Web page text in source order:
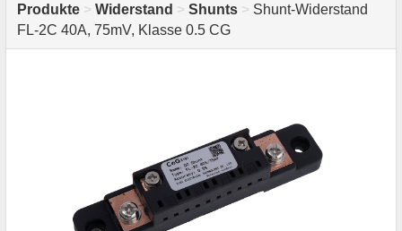
Produkte > Widerstand > Shunts > Shunt-Widerstand
FL-2C 40A, 75mV, Klasse 0.5 CG